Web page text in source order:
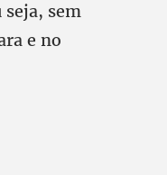
seja, sem
e no